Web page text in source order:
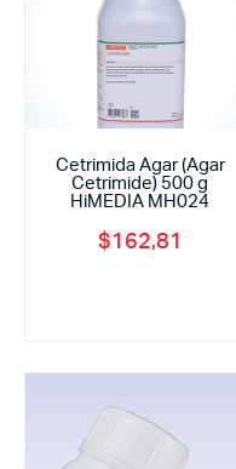
Cetrimida Agar (Agar
Cetrimide) 500 g
HiMEDIA MH024
$162,81